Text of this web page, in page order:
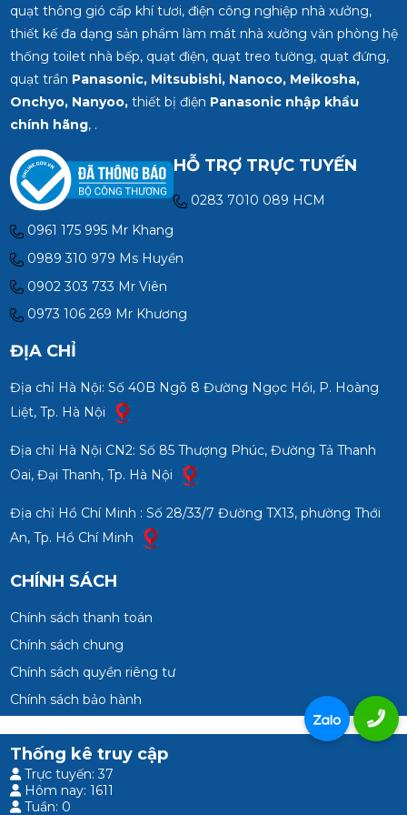
quạt thông gió cấp khí tươi, điện công nghiệp nhà xưởng,
thiết kế đa dạng sản phẩm làm mát nhà xưởng văn phòng hệ
thống toilet nhà bếp, quạt điện, quạt treo tường, quạt đứng,
quạt trần Panasonic, Mitsubishi, Nanoco, Meikosha,
Onchyo, Nanyoo,thiết bị điện Panasonic nhập khẩu
chính hãng, .
HỖ TRỢ TRỰC TUYẾN
0283 7010 089 HCM
0961 175 995 Mr Khang
0989 310 979 Ms Huyền
0902 303 733 Mr Viên
0973 106 269 Mr Khương
ĐỊA CHỈ
Địa chỉ Hà Nội: Số 40B Ngõ 8 Đường Ngọc Hồi, P. Hoàng
Liệt, Tp. Hà Nội
Địa chỉ Hà Nội CN2: Số 85 Thượng Phúc, Đường Tả Thanh
Oai, Đại Thanh, Tp. Hà Nội
Địa chỉ Hồ Chí Minh : Số 28/33/7 Đường TX13, phường Thới
An, Tp. Hồ Chí Minh
CHÍNH SÁCH
Chính sách thanh toán
Chính sách chung
Chính sách quyền riêng tư
Chính sách bảo hành
Thống kê truy cập
Trực tuyến: 37
Hôm nay: 1611
Tuần: 0